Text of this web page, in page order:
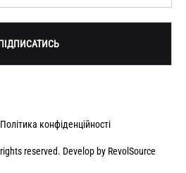
reserved. Develop by RevolSource
Політика конфіденційності